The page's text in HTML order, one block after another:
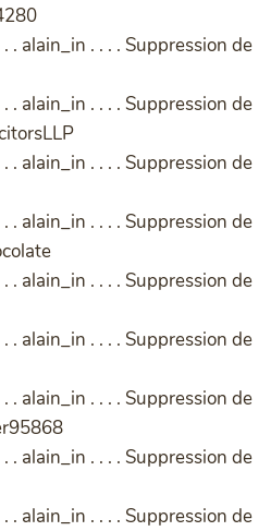
alain_in . . . . Suppression de
alain_in . . . . Suppression de
alain_in . . . . Suppression de
alain_in . . . . Suppression de
alain_in . . . . Suppression de
alain_in . . . . Suppression de
alain_in . . . . Suppression de
alain_in . . . . Suppression de
alain_in . . . . Suppression de